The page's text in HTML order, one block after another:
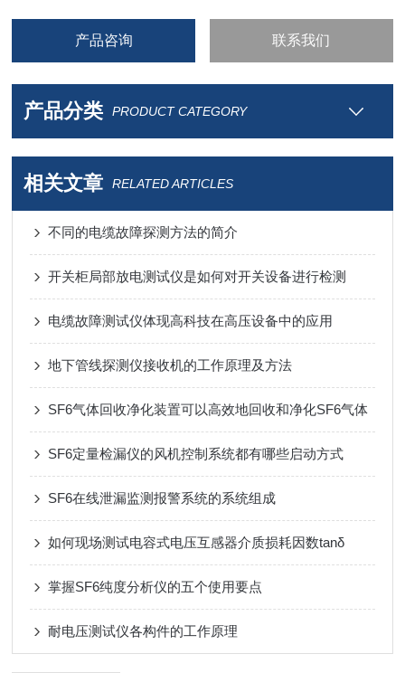
产品咨询 联系我们
产品分类 PRODUCT CATEGORY
相关文章 RELATED ARTICLES
不同的电缆故障探测方法的简介
开关柜局部放电测试仪是如何对开关设备进行检测
电缆故障测试仪体现高科技在高压设备中的应用
地下管线探测仪接收机的工作原理及方法
SF6气体回收净化装置可以高效地回收和净化SF6气体
SF6定量检漏仪的风机控制系统都有哪些启动方式
SF6在线泄漏监测报警系统的系统组成
如何现场测试电容式电压互感器介质损耗因数tanδ
掌握SF6纯度分析仪的五个使用要点
耐电压测试仪各构件的工作原理